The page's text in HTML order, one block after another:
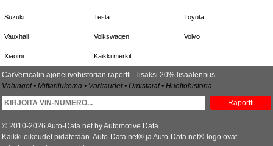
Suzuki Tesla Toyota
Vauxhall Volkswagen Volvo
Xiaomi Kaikki merkit
CarVerticalin ajoneuvohistorian raportti - lisäksi 20% lisäalennus
Vahingot • Mittarilukema • Varkaudet • Omistajat • Huoltohistoria
Raportti
© 2010-2026 Auto-Data.net by Automotive Data
Kaikki oikeudet pidätetään. Auto-Data.net® ja Auto-Data.net®-logo ovat